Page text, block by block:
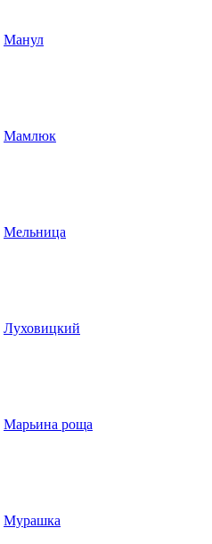
Манул
Мамлюк
Мельница
Луховицкий
Марьина роща
Мурашка